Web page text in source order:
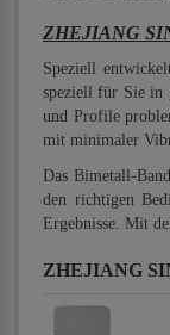
ZHEJIANG
Speziell
speziell für Sie in
und Profile
mit minimaler
Das Bimetall-
den richtigen
Ergebnisse. Mit
ZHEJIANG